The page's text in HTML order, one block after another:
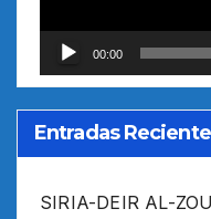
00:00
Entradas
SIRIA-DEIR AL-